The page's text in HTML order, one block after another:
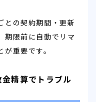
との契約期間・更新
期限前に自動でリマ
重要です。
精算でトラブル